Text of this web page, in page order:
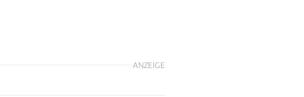
ANZEIGE